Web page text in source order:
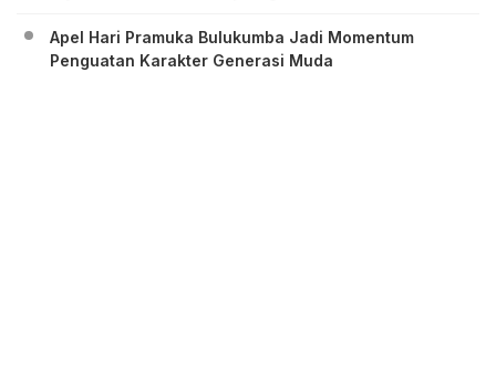
Apel Hari Pramuka Bulukumba Jadi Momentum
Penguatan Karakter Generasi Muda